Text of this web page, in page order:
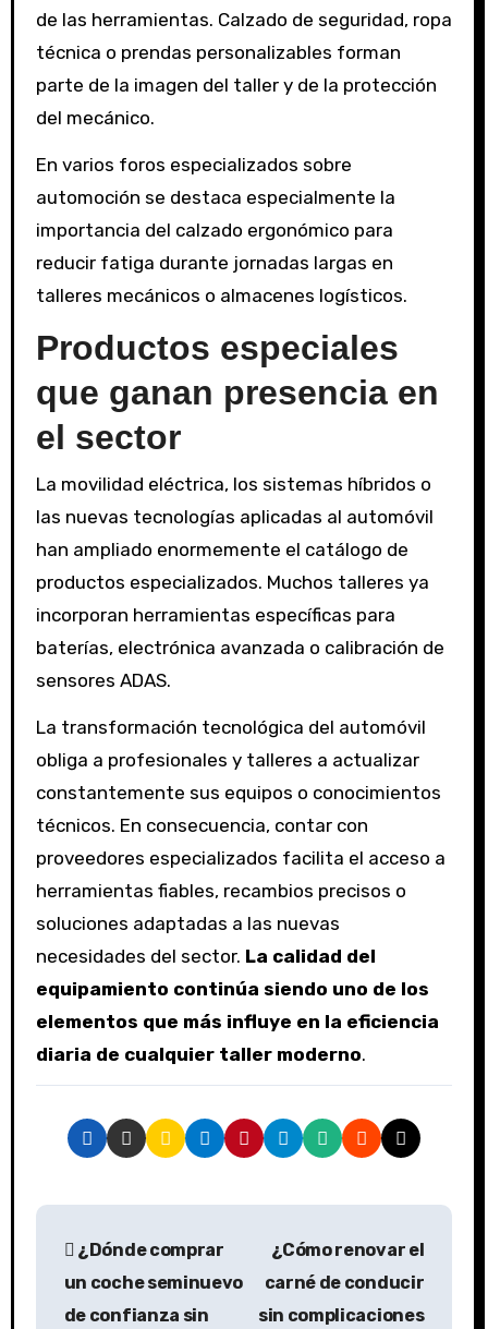
de las herramientas. Calzado de seguridad, ropa
técnica o prendas personalizables forman
parte de la imagen del taller y de la protección
del mecánico.
En varios foros especializados sobre
automoción se destaca especialmente la
importancia del calzado ergonómico para
reducir fatiga durante jornadas largas en
talleres mecánicos o almacenes logísticos.
Productos especiales
que ganan presencia en
el sector
La movilidad eléctrica, los sistemas híbridos o
las nuevas tecnologías aplicadas al automóvil
han ampliado enormemente el catálogo de
productos especializados. Muchos talleres ya
incorporan herramientas específicas para
baterías, electrónica avanzada o calibración de
sensores ADAS.
La transformación tecnológica del automóvil
obliga a profesionales y talleres a actualizar
constantemente sus equipos o conocimientos
técnicos. En consecuencia, contar con
proveedores especializados facilita el acceso a
herramientas fiables, recambios precisos o
soluciones adaptadas a las nuevas
necesidades del sector. La calidad del
equipamiento continúa siendo uno de los
elementos que más influye en la eficiencia
diaria de cualquier taller moderno.
¿Dónde comprar
un coche seminuevo
de confianza sin
¿Cómo renovar el
carné de conducir
sin complicaciones